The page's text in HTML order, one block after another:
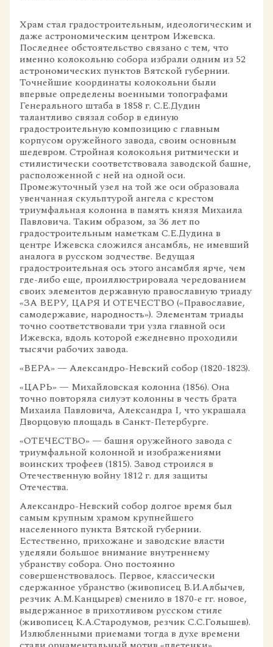
Храм стал градостроительным, идеологическим и
даже астрономическим центром Ижевска.
Последнее обстоятельство связано с тем, что
именно колокольню собора избрали одним из 52
астрономических пунктов Вятской губернии.
Точнейшие координаты колокольни были
впервые определены военными топографами
Генерального штаба в 1858 г. С.Е.Дудин
талантливо связал собор в единую
градостроительную композицию с главным
корпусом оружейного завода, своим основным
шедевром. Стройная колокольня ритмически и
стилистически соответствовала заводской башне,
расположенной с ней на одной оси.
Промежуточный узел на той же оси образовала
увенчанная скульптурой ангела с крестом
триумфальная колонна в память князя Михаила
Павловича. Таким образом, за 36 лет по
градостроительным наметкам С.Е.Дудина в
центре Ижевска сложился ансамбль, не имевший
аналога в русском зодчестве. Ведущая
градостроительная ось этого ансамбля ярче, чем
где-либо еще, проиллюстрировала чередованием
своих элементов державную православную триаду
«ЗА ВЕРУ, ЦАРЯ И ОТЕЧЕСТВО («Православие,
самодержавие, народность»). Элементам триады
точно соответствовали три узла главной оси
Ижевска, вдоль которой ежедневно проходили
тысячи рабочих завода.
«ВЕРА» — Александро-Невский собор (1820-1823).
«ЦАРЬ» — Михайловская колонна (1856). Она
точно повторяла силуэт колонны в честь брата
Михаила Павловича, Александра I, что украшала
Дворцовую площадь в Санкт-Петербурге.
«ОТЕЧЕСТВО» — башня оружейного завода с
триумфальной колонной и изображениями
воинских трофеев (1815). Завод строился в
Отечественную войну 1812 г. для защиты
Отечества.
Александро-Невский собор долгое время был
самым крупным храмом крупнейшего
населенного пункта Вятской губернии.
Естественно, прихожане и заводские власти
уделяли большое внимание внутреннему
убранству собора. Оно постоянно
совершенствовалось. Первое, классически
сдержанное убранство (живописец В.И.Албычев,
резчик А.М.Канцырев) сменило в 1870-е гг. новое,
выдержанное в прихотливом русском стиле
(живописец К.А.Стародумов, резчик С.С.Голышев).
Излюбленными приемами тогда в духе времени